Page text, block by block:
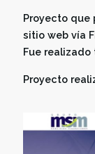
Proyecto que
sitio web vía
Fue
Proyecto